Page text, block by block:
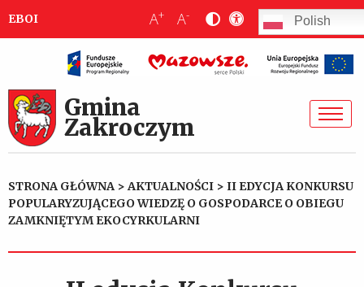
EBOI A+ A- Polish
Gmina
Zakroczym
STRONA GŁÓWNA >AKTUALNOŚCI > II EDYCJA KONKURSU
POPULARYZUJĄCEGO WIEDZĘ O GOSPODARCE O OBIEGU
ZAMKNIĘTYM EKOCYRKULARNI